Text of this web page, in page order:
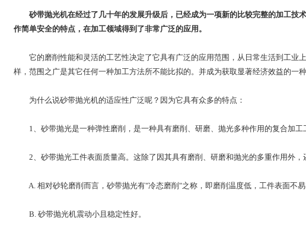
砂带抛光机在经过了几十年的发展升级后，已经成为一项新的比较完整的加工技
作简单安全的特点，在加工领域得到了非常广泛的应用。
它的磨削性能和灵活的工艺性决定了它具有广泛的应用范围，从日常生活到工业
样，范围之广是其它任何一种加工方法所不能比拟的。并成为获取显著经济效益的一种
为什么说砂带抛光机的适应性广泛呢？因为它具有众多的特点：
1、砂带抛光是一种弹性磨削，是一种具有磨削、研磨、抛光多种作用的复合加工
2、砂带抛光工件表面质量高。这除了因其具有磨削、研磨和抛光的多重作用外，
A. 相对砂轮磨削而言，砂带抛光有"冷态磨削"之称，即磨削温度低，工件表面不易
B. 砂带抛光机震动小且稳定性好。